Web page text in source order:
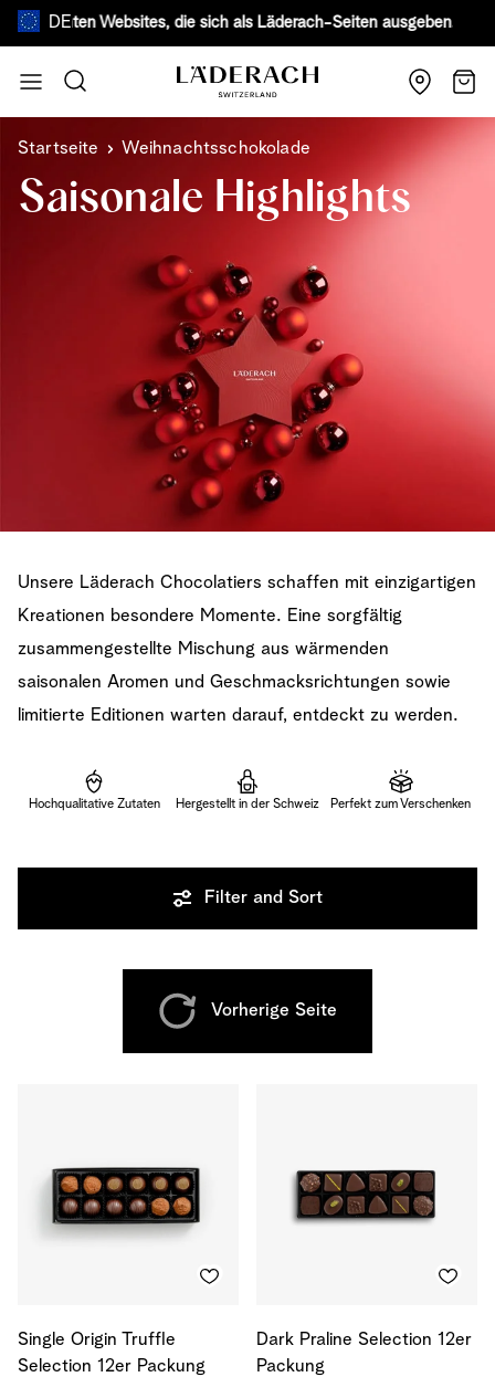
DEWebsites, die sich als Läderach-Seiten ausgeben.Mehr
Suche
Startseite Weihnachtsschokolade
Saisonale Highlights
Unsere Läderach Chocolatiers schaffen mit einzigartigen
Kreationen besondere Momente. Eine sorgfältig
zusammengestellte Mischung aus wärmenden
saisonalen Aromen und Geschmacksrichtungen sowie
limitierte Editionen warten darauf, entdeckt zu werden.
Hochqualitative Zutaten Hergestellt in der Schweiz Perfekt zum Verschenken
Filter and Sort
Vorherige Seite
Single Origin Truffle
Selection 12er Packung
Dark Praline Selection 12er
Packung